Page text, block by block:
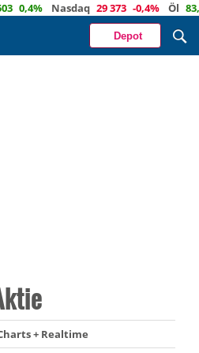
0,4% Nasdaq 29 373 -0,4% Öl 83,3
Depot
+ Realtime